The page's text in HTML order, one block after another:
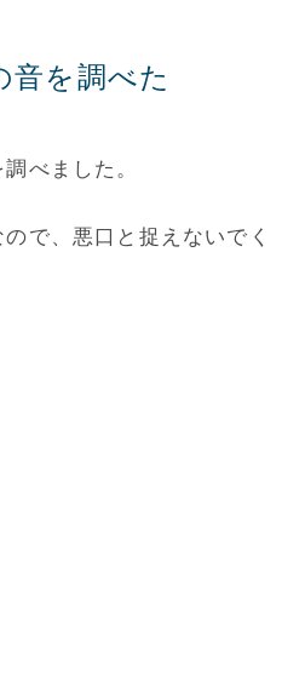
を調べた
べました。
で、悪口と捉えないでく